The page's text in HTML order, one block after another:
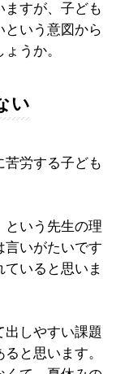
すが、子ども
という意図から
うか。
い
労する子ども
という先生の理
言いがたいです
いると思いま
出しやすい課題
と思います。